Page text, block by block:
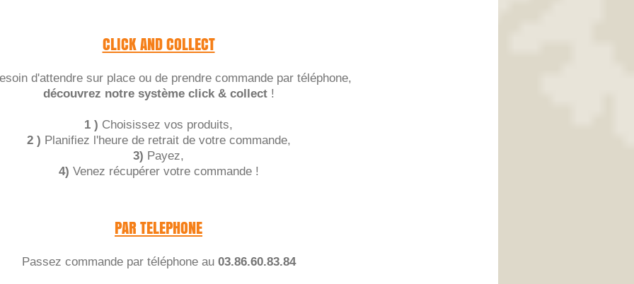
CLICK AND COLLECT
d'attendre sur place ou de prendre commande par téléphone,
découvrez notre système click & collect!
1 ) Choisissez vos produits,
2 ) Planifiez l'heure de retrait de votre commande,
3) Payez,
4) Venez récupérer votre commande !
PAR TELEPHONE
Passez commande par téléphone au 03.86.60.83.84